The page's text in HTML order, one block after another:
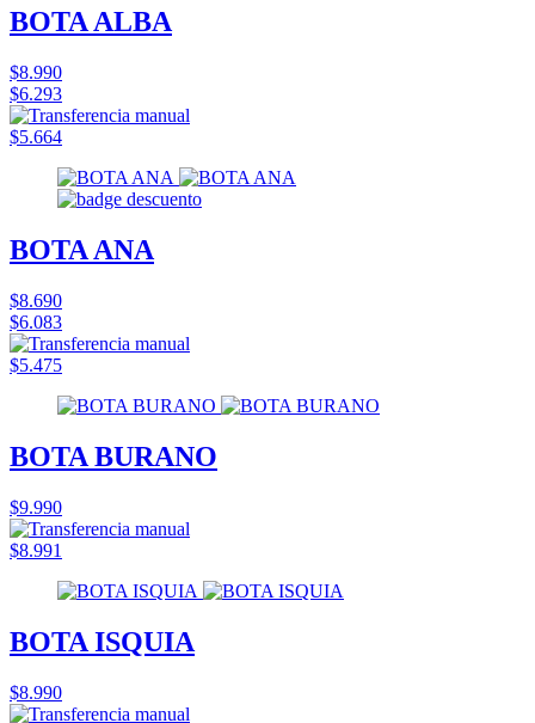
BOTA ALBA
$8.990
$6.293
$5.664
BOTA ANA
$8.690
$6.083
$5.475
BOTA BURANO
$9.990
$8.991
BOTA ISQUIA
$8.990